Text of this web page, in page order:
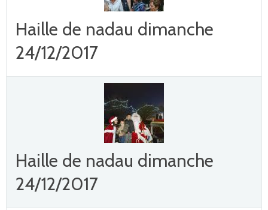
Haille de nadau dimanche
24/12/2017
Haille de nadau dimanche
24/12/2017